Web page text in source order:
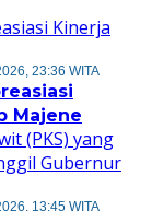
23:36 WITA
Majene
13:45 WITA